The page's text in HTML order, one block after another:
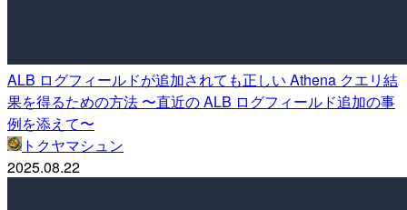
ALB ログフィールドが追加されても正しい Athena クエリ結
果を得るための方法 〜直近の ALB ログフィールド追加の事
例を添えて〜
トクヤマシュン
2025.08.22